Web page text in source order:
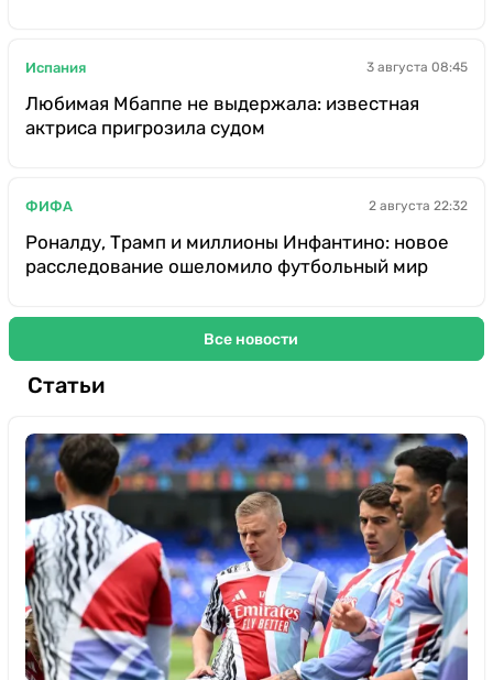
Испания 3 августа 08:45
Любимая Мбаппе не выдержала: известная
актриса пригрозила судом
ФИФА 2 августа 22:32
Роналду, Трамп и миллионы Инфантино: новое
расследование ошеломило футбольный мир
Все новости
Статьи